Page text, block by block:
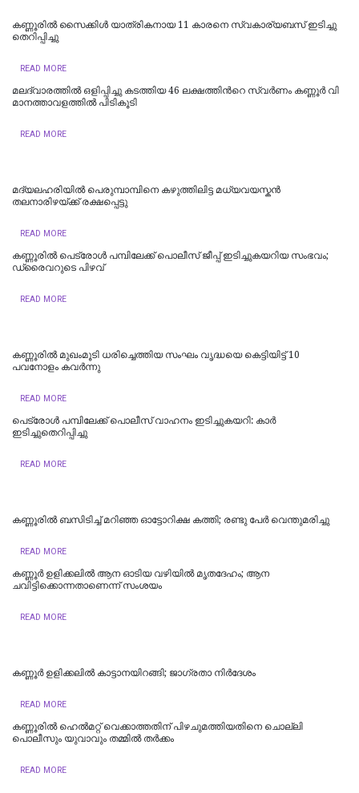
കണ്ണൂരിൽ സൈക്കിൾ യാത്രികനായ 11 കാരനെ സ്വകാര്യബസ് ഇടിച്ചു
തെറിപ്പിച്ചു
READ MORE
മലദ്വാരത്തിൽ ഒളിപ്പിച്ചു കടത്തിയ 46 ല​ക്ഷ​ത്തി​ന്‍റെ സ്വ​ർ​ണം ക​ണ്ണൂ​ർ വി​
മാ​ന​ത്താ​വ​ള​ത്തി​ൽ പി​ടി​കൂ​ടി
READ MORE
മദ്യലഹരിയിൽ പെരുമ്പാമ്പിനെ കഴുത്തിലിട്ട മധ്യവയസ്കൻ
തലനാരിഴയ്ക്ക് രക്ഷപ്പെട്ടു
READ MORE
കണ്ണൂരിൽ പെട്രോൾ പമ്പിലേക്ക് പൊലീസ് ജീപ്പ് ഇടിച്ചുകയറിയ സംഭവം;
ഡ്രൈവറുടെ പിഴവ്
READ MORE
കണ്ണൂരിൽ മുഖംമൂടി ധരിച്ചെത്തിയ സംഘം വൃദ്ധയെ കെട്ടിയിട്ട് 10
പവനോളം കവർന്നു
READ MORE
പെട്രോള്‍ പമ്പിലേക്ക് പൊലീസ് വാഹനം ഇടിച്ചുകയറി: കാര്‍
ഇടിച്ചുതെറിപ്പിച്ചു
READ MORE
കണ്ണൂരില്‍ ബസിടിച്ച് മറിഞ്ഞ ഓട്ടോറിക്ഷ കത്തി; രണ്ടു പേര്‍ വെന്തുമരിച്ചു
READ MORE
കണ്ണൂർ ഉളിക്കലിൽ ആന ഓടിയ വഴിയിൽ മൃതദേഹം; ആന
ചവിട്ടിക്കൊന്നതാണെന്ന് സംശയം
READ MORE
കണ്ണൂര്‍ ഉളിക്കലില്‍ കാട്ടാനയിറങ്ങി; ജാഗ്രതാ നിര്‍ദേശം
READ MORE
കണ്ണൂരില്‍ ഹെല്‍മറ്റ് വെക്കാത്തതിന് പിഴചുമത്തിയതിനെ ചൊല്ലി
പൊലീസും യുവാവും തമ്മില്‍ തര്‍ക്കം
READ MORE